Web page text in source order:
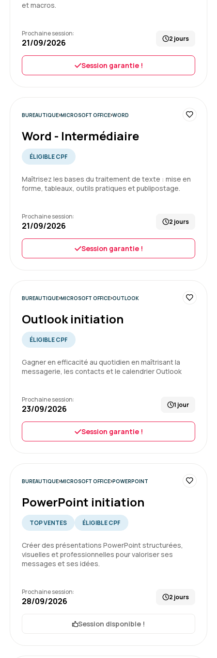
Formation : Excel - Intermédiaire
5
formation.
Petit + non négligeable, j'étais seule
apprenante, donc ça a été une formation sur
Formatrice très professionnelle et à l'écoute
des besoins.
Formation : PowerPoint initiation
DE V. Le 07/07/2026
Formation : Word - Perfectionnement
Candy G.
Très bien
J’ai appris beaucoup de choses dans la
convivialité et la bienveillance
Centre de formation très sympa ainsi que les
Formation : Word - Perfectionnement
Laurence M.
5
très bonne formation ,avec exercices sympa
et macros.
Prochaine session:
21/09/2026 2 jours
Session garantie !
BUREAUTIQUE MICROSOFT OFFICE WORD
Word - Intermédiaire
ÉLIGIBLE CPF
Maîtrisez les bases du traitement de texte : mise en
forme, tableaux, outils pratiques et publipostage.
Prochaine session:
21/09/2026 2 jours
Session garantie !
BUREAUTIQUE MICROSOFT OFFICE OUTLOOK
Outlook initiation
ÉLIGIBLE CPF
Gagner en efficacité au quotidien en maîtrisant la
messagerie, les contacts et le calendrier Outlook
Prochaine session:
23/09/2026 1 jour
Session garantie !
BUREAUTIQUE MICROSOFT OFFICE POWERPOINT
PowerPoint initiation
TOP VENTES ÉLIGIBLE CPF
Créer des présentations PowerPoint structurées,
visuelles et professionnelles pour valoriser ses
messages et ses idées.
Prochaine session:
28/09/2026 2 jours
Session disponible !